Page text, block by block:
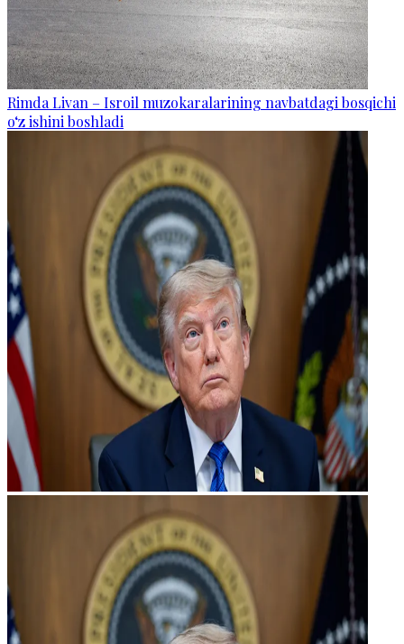
Rimda Livan – Isroil muzokaralarining navbatdagi bosqichi
o‘z ishini boshladi